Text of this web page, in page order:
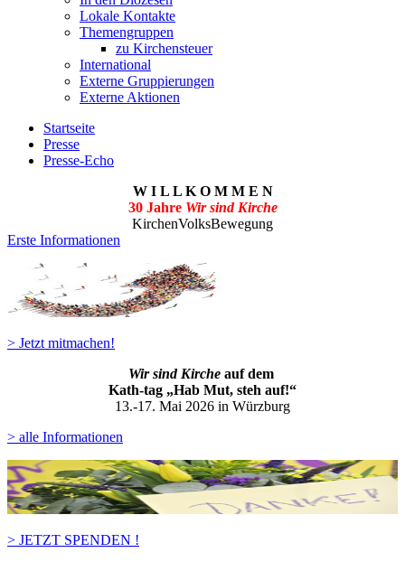
Lokale Kontakte
Themengruppen
zu Kirchensteuer
International
Externe Gruppierungen
Externe Aktionen
Startseite
Presse
Presse-Echo
W I L L K O M M E N
30 Jahre Wir sind Kirche
KirchenVolksBewegung
Erste Informationen
> Jetzt mitmachen!
Wir sind Kirche auf dem
Kath-tag „Hab Mut, steh auf!“
13.-17. Mai 2026 in Würzburg
> alle Informationen
> JETZT SPENDEN !